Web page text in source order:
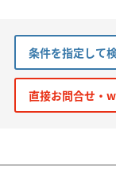
条件を指定して
直接お問合せ・